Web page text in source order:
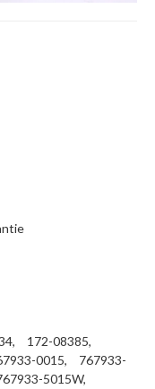
172-08385,
0015,
767933-
5015W,